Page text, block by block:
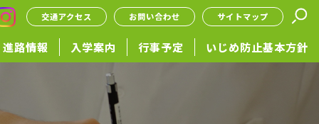
交通アクセス お問い合わせ サイトマップ
進路情報 入学案内 行事予定 いじめ防止基本方針